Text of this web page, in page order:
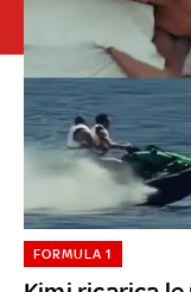
FORMULA 1